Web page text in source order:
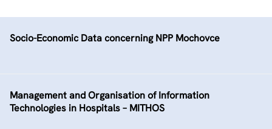
Socio-Economic Data concerning NPP Mochovce
Management and Organisation of Information
Technologies in Hospitals – MITHOS